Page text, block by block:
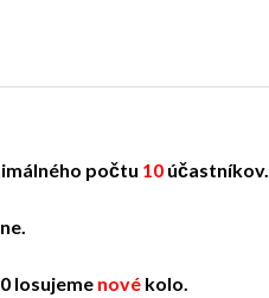
počtu 10 účastníkov.
losujeme nové kolo.